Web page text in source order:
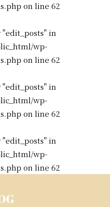
on line 62
in
wp-
on line 62
in
wp-
on line 62
in
wp-
on line 62